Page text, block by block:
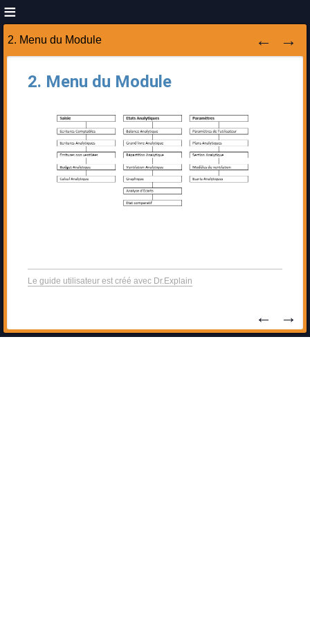
2. Menu du Module
2. Menu du Module
Le guide utilisateur est créé avec Dr.Explain